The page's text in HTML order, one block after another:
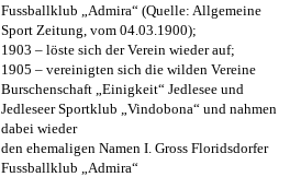
Fussballklub „Admira“ (Quelle: Allgemeine
Sport Zeitung, vom 04.03.1900);
1903 – löste sich der Verein wieder auf;
1905 – vereinigten sich die wilden Vereine
Burschenschaft „Einigkeit“ Jedlesee und
Jedleseer Sportklub „Vindobona“ und nahmen
dabei wieder
den ehemaligen Namen I. Gross Floridsdorfer
Fussballklub „Admira“